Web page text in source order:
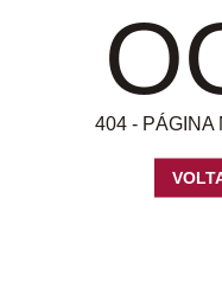
404 - PÁGINA